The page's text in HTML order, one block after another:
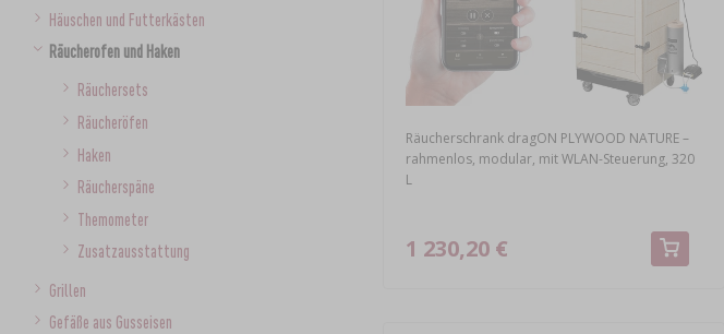
Häuschen und Futterkästen
Räucherofen und Haken
Räuchersets
Räucheröfen
Haken
Räucherspäne
Themometer
Zusatzausstattung
Grillen
Gefäße aus Gusseisen
Räucherschrank dragON PLYWOOD NATURE –
rahmenlos, modular, mit WLAN-Steuerung, 320
L
1 230,20 €